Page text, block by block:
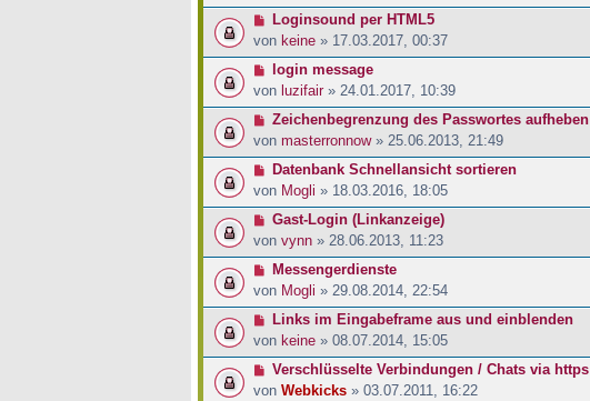
Loginsound per HTML5
von keine » 17.03.2017, 00:37
login message
von luzifair» 24.01.2017, 10:39
Zeichenbegrenzung des Passwortes aufheben
von masterronnow» 25.06.2013, 21:49
Datenbank Schnellansicht sortieren
von Mogli » 18.03.2016, 18:05
Gast-Login (Linkanzeige)
von vynn » 28.06.2013, 11:23
Messengerdienste
von Mogli » 29.08.2014, 22:54
Links im Eingabeframe aus und einblenden
von keine » 08.07.2014, 15:05
Verschlüsselte Verbindungen / Chats via https
von Webkicks » 03.07.2011, 16:22